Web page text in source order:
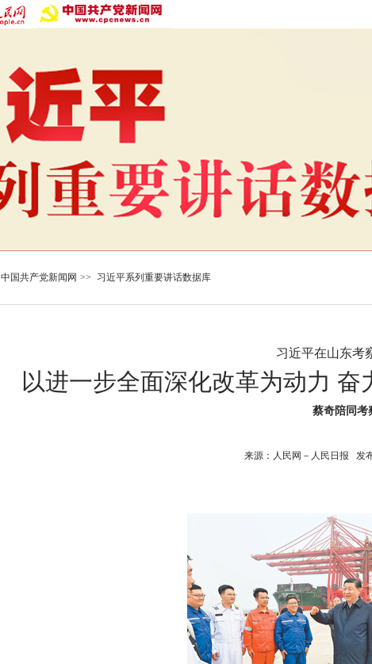
中国共产党新闻网 >> 习近平系列重要讲话数据库
习近平在山东考
以进一步全面深化改革为动力
蔡奇陪同考
来源：人民网－人民日报 发